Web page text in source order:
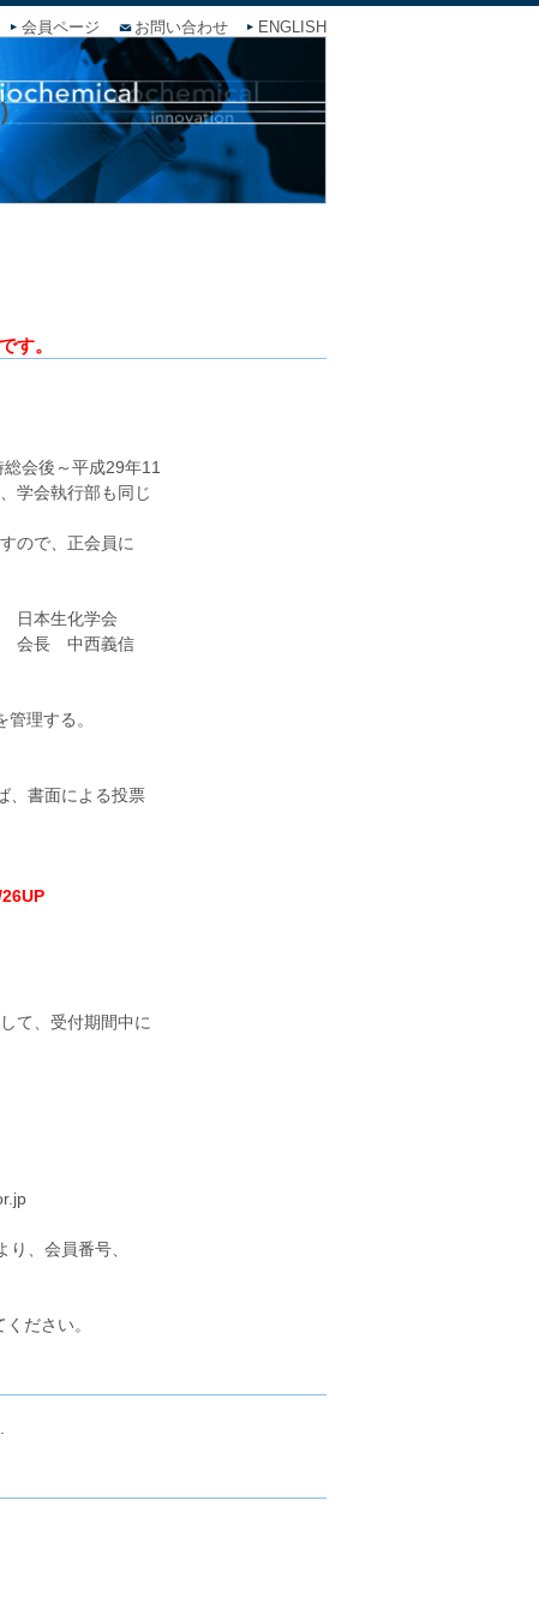
会員ページ お問い合わせ ENGLISH
す。
会後～平成29年11
学会執行部も同じ
ので、正会員に
信
理する。
、書面による投票
て、受付期間中に
、会員番号、
ださい。